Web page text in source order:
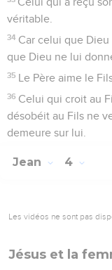
véritable.
34 Car celui que
que Dieu ne lui
35 Le Père aime le
36 Celui qui croit au
désobéit au Fils ne
demeure sur lui.
Jean 4
Les vidéos ne sont pas
Jésus et la